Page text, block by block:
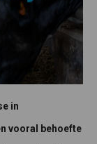
in
vooral behoefte